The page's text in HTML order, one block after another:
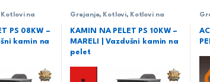
Kotlovi na
PS 08KW –
kamin na
Grejanje, Kotlovi, Kotlovi na
KAMIN NA PELET PS 10KW –
MARELI | Vazdušni kamin na
pelet